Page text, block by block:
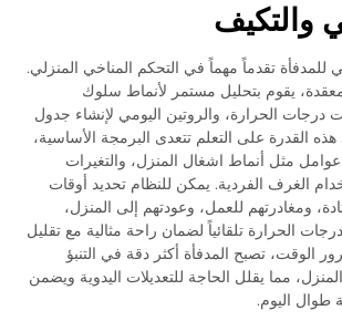
والتكيف
للمدفأة تقدماً مهماً في التحكم المناخي المنزلي.
يقوم بتحليل مستمر لأنماط سلوك
درجات الحرارة، والروتين اليومي لإنشاء جدول
القدرة على التعلم تتعدى البرمجة الأساسية،
مثل أنماط اشغال المنزل، والتغيرات
الغرف الفردية. يمكن للنظام تحديد أوقات
ومغادرتهم للعمل، وعودتهم إلى المنزل،
الحرارة تلقائياً لضمان راحة مثالية مع تقليل
الوقت، تصبح المدفأة أكثر دقة في التنبؤ
مما يقلل الحاجة للتعديلات اليدوية ويضمن
طوال اليوم.